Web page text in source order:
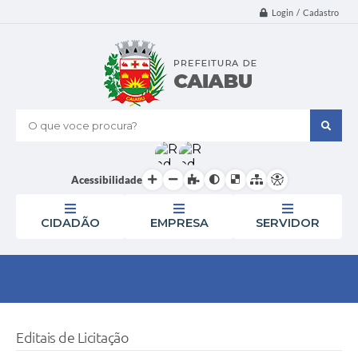
Login / Cadastro
O que voce procura?
Acessibilidade
CIDADÃO EMPRESA SERVIDOR
Editais de Licitação